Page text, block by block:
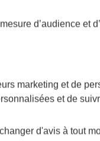
d’audience et
marketing et de
et de
d'avis à tout